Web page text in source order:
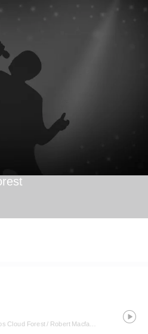
Forest / Robert Macfarlane - Song of the